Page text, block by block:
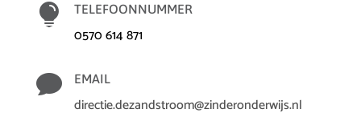
 TELEFOONNUMMER
0570 614 871
 EMAIL
directie.dezandstroom@zinderonderwijs.nl